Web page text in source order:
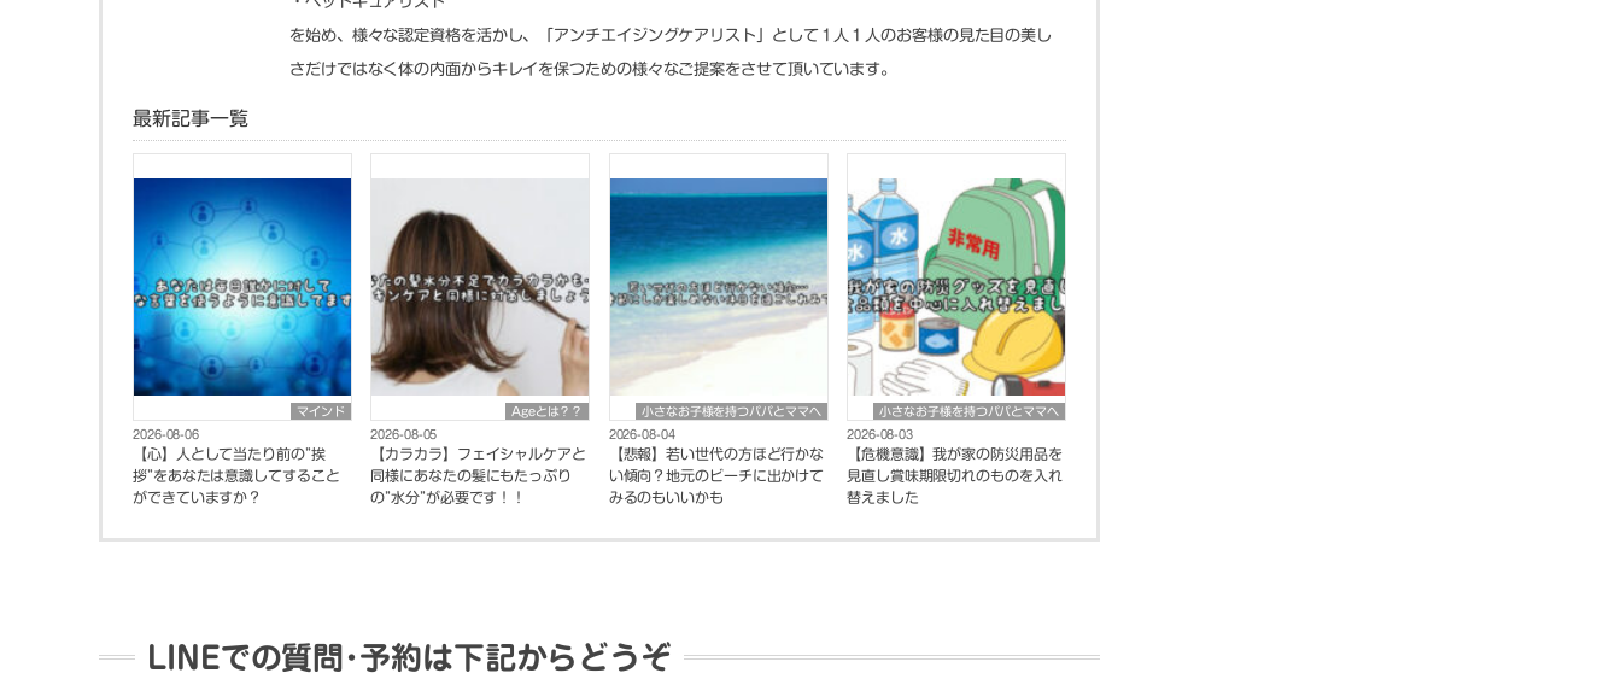
を始め、様々な認定資格を活かし、「アンチエイジングケアリスト」として１人１人のお客様の見た目の美し
さだけではなく体の内面からキレイを保つための様々なご提案をさせて頂いています。
最新記事一覧
マインド
2026-08-06
【心】人として当たり前の”挨
拶”をあなたは意識してすること
ができていますか？
Ageとは？？
2026-08-05
【カラカラ】フェイシャルケアと
同様にあなたの髪にもたっぷり
の”水分”が必要です！！
小さなお子様を持つパパとママへ
2026-08-04
【悲報】若い世代の方ほど行かな
い傾向？地元のビーチに出かけて
みるのもいいかも
小さなお子様を持つパパとママへ
2026-08-03
【危機意識】我が家の防災用品を
見直し賞味期限切れのものを入れ
替えました
LINEでの質問･予約は下記からどうぞ